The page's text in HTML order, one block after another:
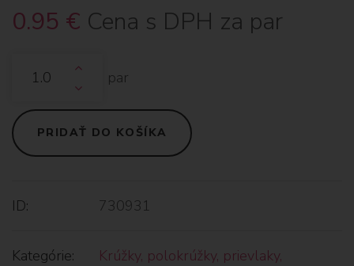
0.95 € Cena s DPH za par
par
PRIDAŤ DO KOŠÍKA
ID: 730931
Kategórie:
Krúžky, polokrúžky, prievlaky,